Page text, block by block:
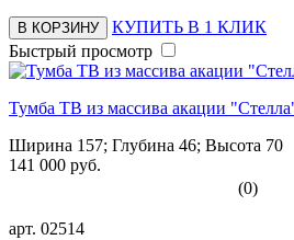
В КОРЗИНУ
КУПИТЬ В 1 КЛИК
Быстрый просмотр
Тумба ТВ из массива акации
Ширина 157; Глубина 46; Высота 70
141 000 руб.
(0)
арт. 02514